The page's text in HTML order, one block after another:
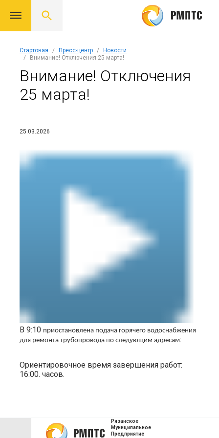
Стартовая Пресс-центр
Новости
Внимание! Отключения 25 марта!
Внимание! Отключения
25 марта!
25.03.2026
В 9:10 приостановлена подача горячего водоснабжения
для ремонта трубопровода по следующим адресам:
Ориентировочное время завершения работ:
16:00. часов.
Рязанское
Муниципальное
Предприятие